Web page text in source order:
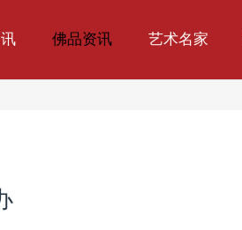
佛品资讯 艺术名家